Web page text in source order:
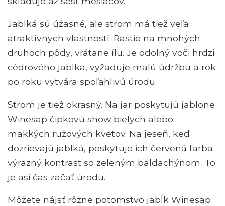
Jablká sú úžasné, ale strom má tiež veľa
atraktívnych vlastností. Rastie na mnohých
druhoch pôdy, vrátane ílu. Je odolný voči hrdzi
cédrového jablka, vyžaduje malú údržbu a rok
po roku vytvára spoľahlivú úrodu.
Strom je tiež okrasný. Na jar poskytujú jablone
Winesap čipkovú show bielych alebo
mäkkých ružových kvetov. Na jeseň, keď
dozrievajú jablká, poskytuje ich červená farba
výrazný kontrast so zeleným baldachýnom. To
je asi čas začať úrodu.
Môžete nájsť rôzne potomstvo jabĺk Winesap